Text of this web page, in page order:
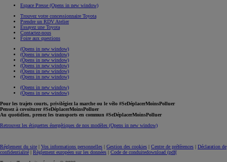
Espace Presse (Opens in new window)
Trouvez votre concessionnaire Toyota
Prendre un RDV Atelier
Essayez une Toyota
Contactez-nous
Foire aux questions
(Opens in new window)
(Opens in new window)
(Opens in new window)
(Opens in new window)
(Opens in new window)
(Opens in new window)
(Opens in new window)
(Opens in new window)
Pour les trajets courts, privilégiez la marche ou le vélo #SeDéplacerMoinsPolluer
Pensez à covoiturer #SeDéplacerMoinsPolluer
Au quotidien, prenez les transports en commun #SeDéplacerMoinsPolluer
Retrouvez les étiquettes énergétiques de nos modèles (Opens in new window)
Réglement du site Vos informations personnelles Gestion des cookies Centre de préférences
Déclaration de
confidentialité
Règlement européen sur les données Code de conduitedownload (pdf(